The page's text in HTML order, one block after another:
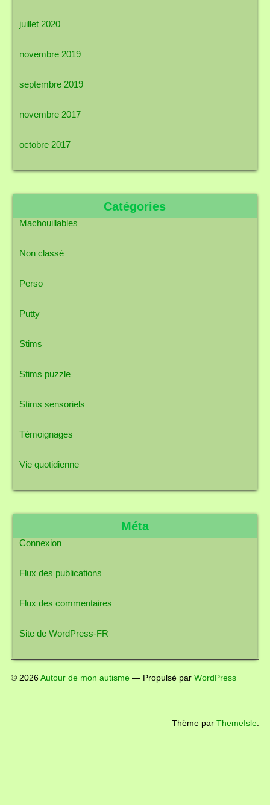
juillet 2020
novembre 2019
septembre 2019
novembre 2017
octobre 2017
Catégories
Machouillables
Non classé
Perso
Putty
Stims
Stims puzzle
Stims sensoriels
Témoignages
Vie quotidienne
Méta
Connexion
Flux des publications
Flux des commentaires
Site de WordPress-FR
© 2026Autour de mon autisme— Propulsé par WordPress
Thème parThemeIsle